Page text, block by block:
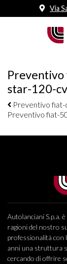
Via
star-120-
Preventivo
Preventivo fiat-
Autolanciani S.p.a.
ragioni del nostro
professionalità con
anni una struttura
cercando di offrire